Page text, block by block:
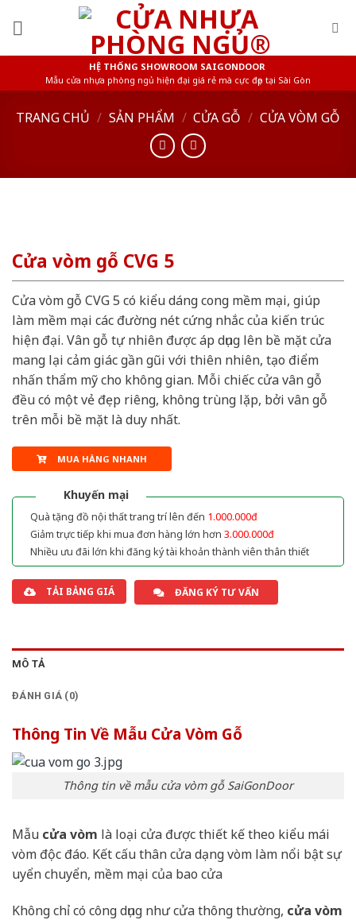
HỆ THỐNG SHOWROOM SAIGONDOOR
Mẫu cửa nhựa phòng ngủ hiện đại giá rẻ mà cực đẹp tại Sài Gòn
TRANG CHỦ / SẢN PHẨM / CỬA GỖ / CỬA VÒM GỖ
Cửa vòm gỗ CVG 5
Cửa vòm gỗ CVG 5 có kiểu dáng cong mềm mại, giúp
làm mềm mại các đường nét cứng nhắc của kiến trúc
hiện đại. Vân gỗ tự nhiên được áp dụng lên bề mặt cửa
mang lại cảm giác gần gũi với thiên nhiên, tạo điểm
nhấn thẩm mỹ cho không gian. Mỗi chiếc cửa vân gỗ
đều có một vẻ đẹp riêng, không trùng lặp, bởi vân gỗ
trên mỗi bề mặt là duy nhất.
MUA HÀNG NHANH
Khuyến mại
Quà tặng đồ nội thất trang trí lên đến 1.000.000đ
Giảm trực tiếp khi mua đơn hàng lớn hơn 3.000.000đ
Nhiều ưu đãi lớn khi đăng ký tài khoản thành viên thân thiết
TẢI BẢNG GIÁ ĐĂNG KÝ TƯ VẤN
MÔ TẢ
ĐÁNH GIÁ (0)
Thông Tin Về Mẫu Cửa Vòm Gỗ
Thông tin về mẫu cửa vòm gỗ SaiGonDoor
Mẫu cửa vòm là loại cửa được thiết kế theo kiểu mái
vòm độc đáo. Kết cấu thân cửa dạng vòm làm nổi bật sự
uyển chuyển, mềm mại của bao cửa
Không chỉ có công dụng như cửa thông thường, cửa vòm